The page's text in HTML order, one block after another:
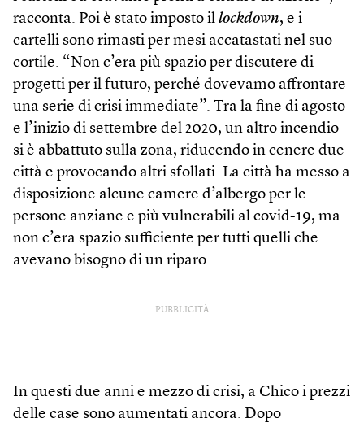
racconta. Poi è stato imposto il lockdown, e i
cartelli sono rimasti per mesi accatastati nel suo
cortile. “Non c’era più spazio per discutere di
progetti per il futuro, perché dovevamo affrontare
una serie di crisi immediate”. Tra la fine di agosto
e l’inizio di settembre del 2020, un altro incendio
si è abbattuto sulla zona, riducendo in cenere due
città e provocando altri sfollati. La città ha messo a
disposizione alcune camere d’albergo per le
persone anziane e più vulnerabili al covid-19, ma
non c’era spazio sufficiente per tutti quelli che
avevano bisogno di un riparo.
PUBBLICITÀ
In questi due anni e mezzo di crisi, a Chico i prezzi
delle case sono aumentati ancora. Dopo